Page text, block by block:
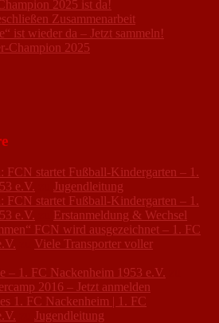
2025 ist da!
Zusammenarbeit
ist wieder da – Jetzt sammeln!
Champion 2025
FCN startet Fußball-Kindergarten – 1.
e.V.
Jugendleitung
FCN startet Fußball-Kindergarten – 1.
e.V.
Erstanmeldung & Wechsel
FCN wird ausgezeichnet – 1. FC
Viele Transporter voller
– 1. FC Nackenheim 1953 e.V.
2016 – Jetzt anmelden
1. FC Nackenheim | 1. FC
Jugendleitung